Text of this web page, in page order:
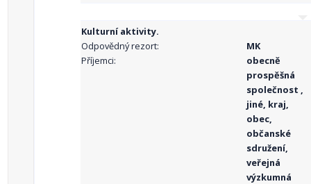
Kulturní aktivity.
Odpovědný rezort:
MK
Příjemci:
obecně
prospěšná
společnost ,
jiné, kraj,
obec,
občanské
sdružení,
veřejná
výzkumná